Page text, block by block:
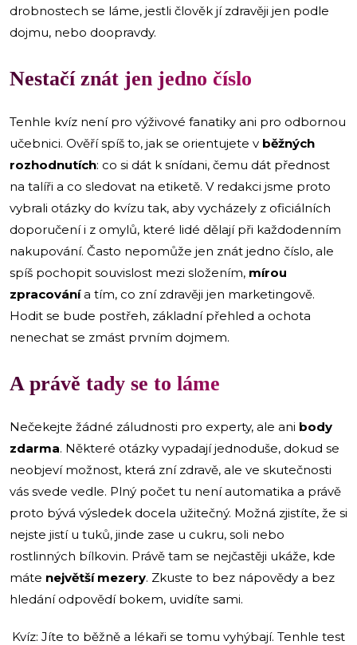
drobnostech se láme, jestli člověk jí zdravěji jen podle
dojmu, nebo doopravdy.
Nestačí znát jen jedno číslo
Tenhle kvíz není pro výživové fanatiky ani pro odbornou
učebnici. Ověří spíš to, jak se orientujete v běžných
rozhodnutích: co si dát k snídani, čemu dát přednost
na talíři a co sledovat na etiketě. V redakci jsme proto
vybrali otázky do kvízu tak, aby vycházely z oficiálních
doporučení i z omylů, které lidé dělají při každodenním
nakupování. Často nepomůže jen znát jedno číslo, ale
spíš pochopit souvislost mezi složením, mírou
zpracovánía tím, co zní zdravěji jen marketingově.
Hodit se bude postřeh, základní přehled a ochota
nenechat se zmást prvním dojmem.
A právě tady se to láme
Nečekejte žádné záludnosti pro experty, ale ani body
zdarma. Některé otázky vypadají jednoduše, dokud se
neobjeví možnost, která zní zdravě, ale ve skutečnosti
vás svede vedle. Plný počet tu není automatika a právě
proto bývá výsledek docela užitečný. Možná zjistíte, že si
nejste jistí u tuků, jinde zase u cukru, soli nebo
rostlinných bílkovin. Právě tam se nejčastěji ukáže, kde
máte největší mezery. Zkuste to bez nápovědy a bez
hledání odpovědí bokem, uvidíte sami.
Kvíz: Jíte to běžně a lékaři se tomu vyhýbají. Tenhle test